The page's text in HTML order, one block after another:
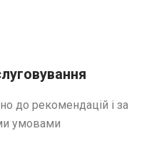
до рекомендацій і за
умовами